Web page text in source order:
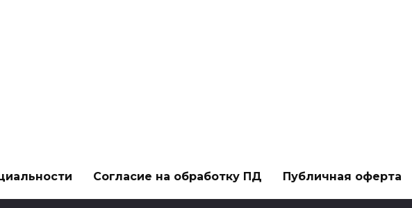
Согласие на обработку ПД Публичная оферта